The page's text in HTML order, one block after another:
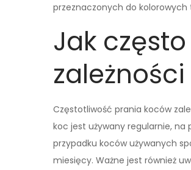
przeznaczonych do
Jak
Częstotliwość prania koców
koc jest używany regularnie, na
przypadku koców używanych
miesięcy. Ważne jest również